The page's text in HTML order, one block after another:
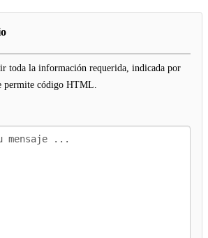
toda la información requerida, indicada por
permite código HTML.